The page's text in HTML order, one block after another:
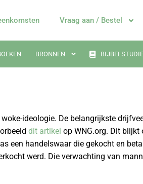
Vraag aan / Bestel
BRONNEN BIJBELSTUDIE
ideologie. De belangrijkste
dit artikel op WNG.org. Dit
een handelswaar die gekocht en
werd. Die verwachting van